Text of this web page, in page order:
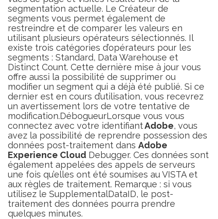
segmentation actuelle. Le Créateur de
segments vous permet également de
restreindre et de comparer les valeurs en
utilisant plusieurs opérateurs sélectionnés. Il
existe trois catégories d’opérateurs pour les
segments : Standard, Data Warehouse et
Distinct Count. Cette dernière mise à jour vous
offre aussi la possibilité de supprimer ou
modifier un segment qui a déjà été publié. Si ce
dernier est en cours d’utilisation, vous recevrez
un avertissement lors de votre tentative de
modification.DébogueurLorsque vous vous
connectez avec votre identifiantAdobe, vous
avez la possibilité de reprendre possession des
données post-traitement dans Adobe
Experience Cloud Debugger. Ces données sont
également appelées des appels de serveurs
une fois qu’elles ont été soumises au VISTA et
aux règles de traitement. Remarque : si vous
utilisez le SupplementalDataID, le post-
traitement des données pourra prendre
quelques minutes.